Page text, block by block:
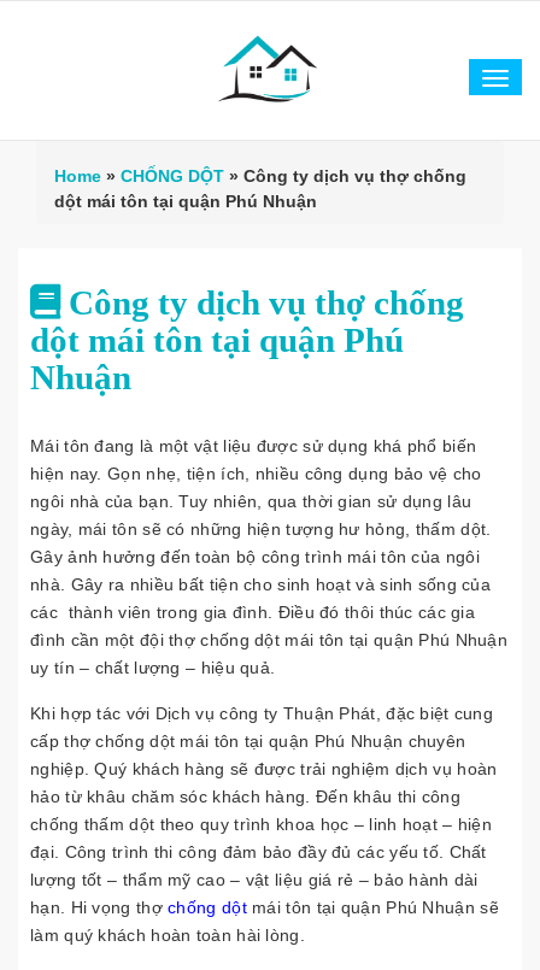
Home » CHỐNG DỘT » Công ty dịch vụ thợ chống
dột mái tôn tại quận Phú Nhuận
Công ty dịch vụ thợ chống
dột mái tôn tại quận Phú
Nhuận
Mái tôn đang là một vật liệu được sử dụng khá phổ biến
hiện nay. Gọn nhẹ, tiện ích, nhiều công dụng bảo vệ cho
ngôi nhà của bạn. Tuy nhiên, qua thời gian sử dụng lâu
ngày, mái tôn sẽ có những hiện tượng hư hỏng, thấm dột.
Gây ảnh hưởng đến toàn bộ công trình mái tôn của ngôi
nhà. Gây ra nhiều bất tiện cho sinh hoạt và sinh sống của
các thành viên trong gia đình. Điều đó thôi thúc các gia
đình cần một đội thợ chống dột mái tôn tại quận Phú Nhuận
uy tín – chất lượng – hiệu quả.
Khi hợp tác với Dịch vụ công ty Thuận Phát, đặc biệt cung
cấp thợ chống dột mái tôn tại quận Phú Nhuận chuyên
nghiệp. Quý khách hàng sẽ được trải nghiệm dịch vụ hoàn
hảo từ khâu chăm sóc khách hàng. Đến khâu thi công
chống thấm dột theo quy trình khoa học – linh hoạt – hiện
đại. Công trình thi công đảm bảo đầy đủ các yếu tố. Chất
lượng tốt – thẩm mỹ cao – vật liệu giá rẻ – bảo hành dài
hạn. Hi vọng thợchống dộtmái tôn tại quận Phú Nhuận sẽ
làm quý khách hoàn toàn hài lòng.